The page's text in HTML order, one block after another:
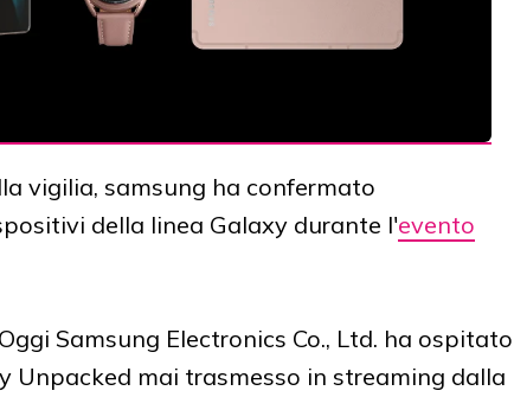
vigilia, samsung ha confermato
della linea Galaxy durante l'evento
Samsung Electronics Co., Ltd. ha ospitato
Unpacked mai trasmesso in streaming dalla